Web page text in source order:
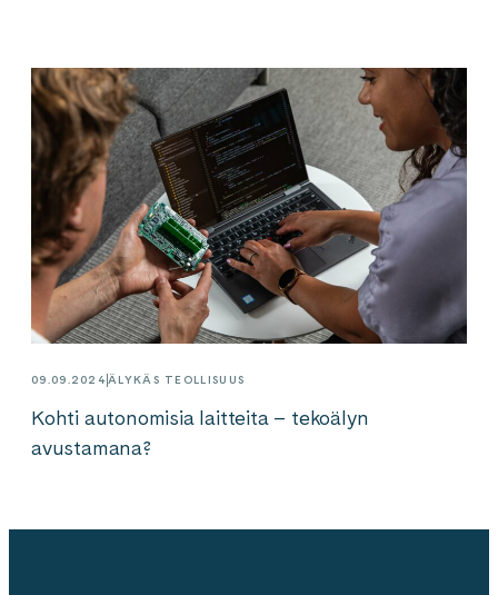
09.09.2024ÄLYKÄS TEOLLISUUS
Kohti autonomisia laitteita – tekoälyn
avustamana?